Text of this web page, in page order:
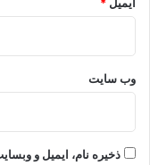
وب‌ سایت
ذخیره نام، ایمیل و